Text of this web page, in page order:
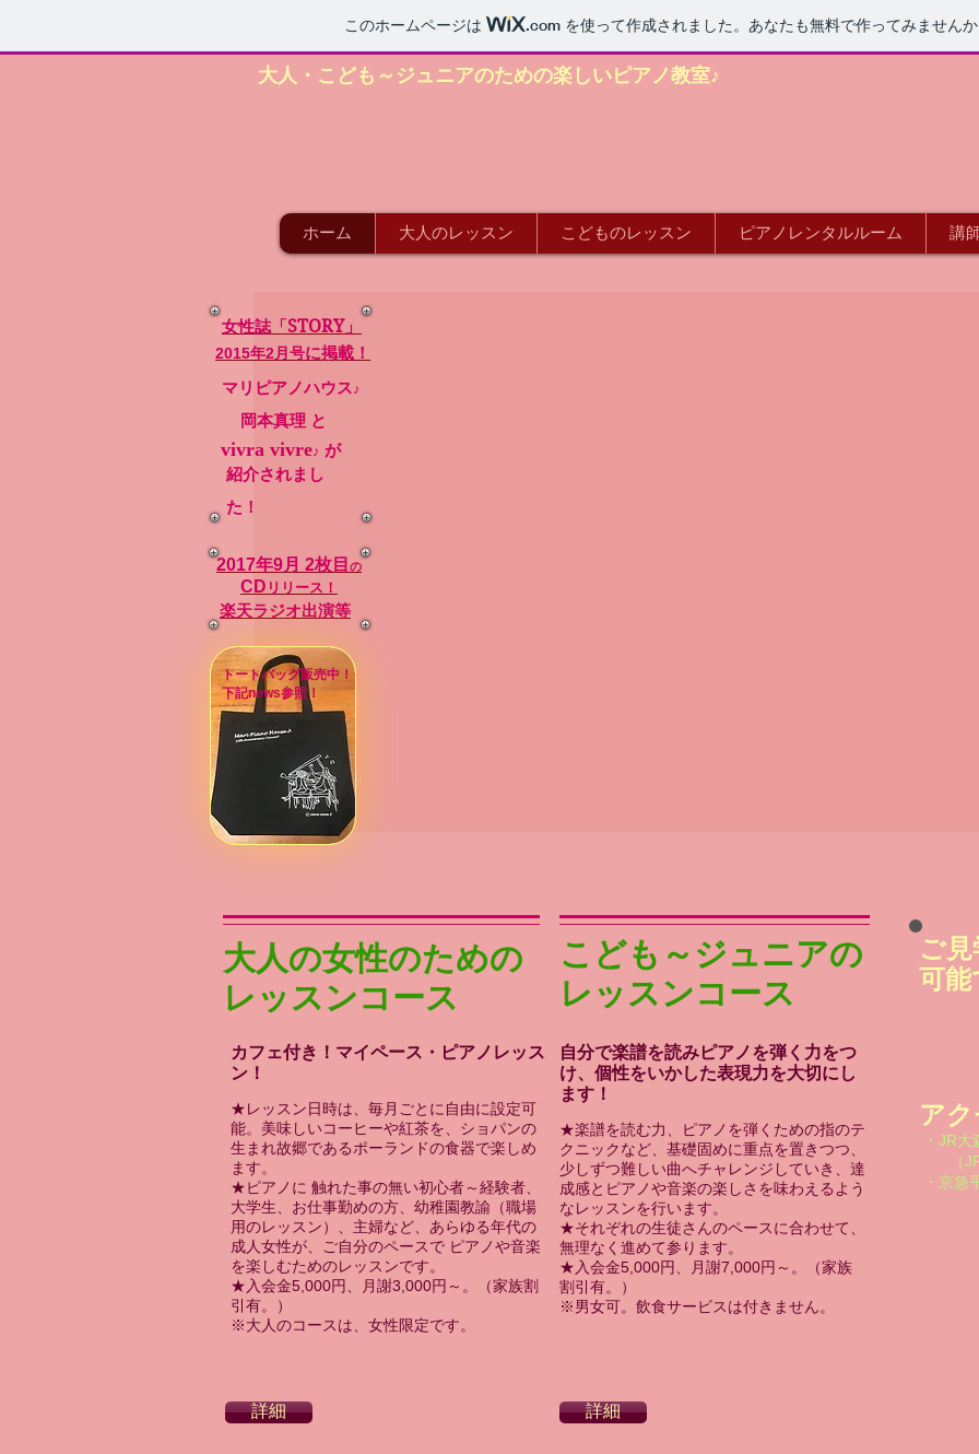
このホームページは .com を使って作成されました。あなたも無料で作ってみません
大人・ こども～ジュニアのための楽しいピアノ教室♪
ホーム 大人のレッスン こどものレッスン ピアノレンタルルーム 講
女性誌「STORY」
2015年2月号に掲載！
マリピアノハウス♪
vivra vivre♪ が
岡本真理 と
紹介されまし
た！
2017年9月 2枚目 の
CD リリース！
楽天ラジオ出演等
トートバッグ販売中！
下記news参照！
大人の女性のための
レッスンコース
こども～ジュニアの
レッスンコース
カフェ付き！マイペース・ピアノレッス
ン！
★レッスン日時は、毎月ごとに自由に設定可
能。美味しいコーヒーや紅茶を、ショパンの
生まれ故郷であるポーランドの食器で楽しめ
ます。
★ピアノに 触れた事の無い初心者～経験者、
大学生、お仕事勤めの方、幼稚園教諭（職場
用のレッスン）、主婦など、あらゆる年代の
成人女性が、ご自分のペースで ピアノや音楽
を楽しむためのレッスンです。
★入会金5,000円、月謝3,000円～。（家族割
引有。）
※大人のコースは、女性限定です。
自分で楽譜を読みピアノを弾く力をつ
け、個性をいかした表現力を大切にし
ます！
★楽譜を読む力、ピアノを弾くための指のテ
クニックなど、基礎固めに重点を置きつつ、
少しずつ難しい曲へチャレンジしていき、達
成感とピアノや音楽の楽しさを味わえるよう
なレッスンを行います。
★それぞれの生徒さんのペースに合わせて、
無理なく進めて参ります。
★ 入会金5,000円、月謝7,000円～。（家族
割引有。）
※男女可。飲食サービスは付きません。
ご
可
ア
・JR
（JR
・京急
詳細 詳細